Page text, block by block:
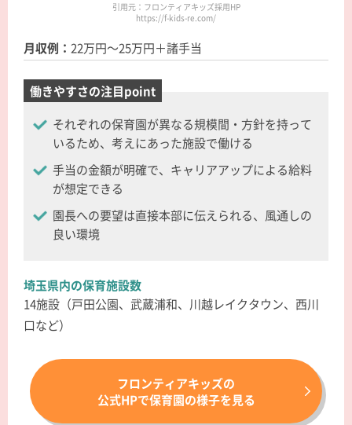
引用元：フロンティアキッズ採用HP
https://f-kids-re.com/
月収例： 22万円～25万円＋諸手当
働きやすさの注目point
それぞれの保育園が異なる規模間・方針を持って
いるため、考えにあった施設で働ける
手当の金額が明確で、キャリアアップによる給料
が想定できる
園長への要望は直接本部に伝えられる、風通しの
良い環境
埼玉県内の保育施設数
14施設（戸田公園、武蔵浦和、川越レイクタウン、西川
口など）
フロンティアキッズの
公式HPで保育園の様子を見る